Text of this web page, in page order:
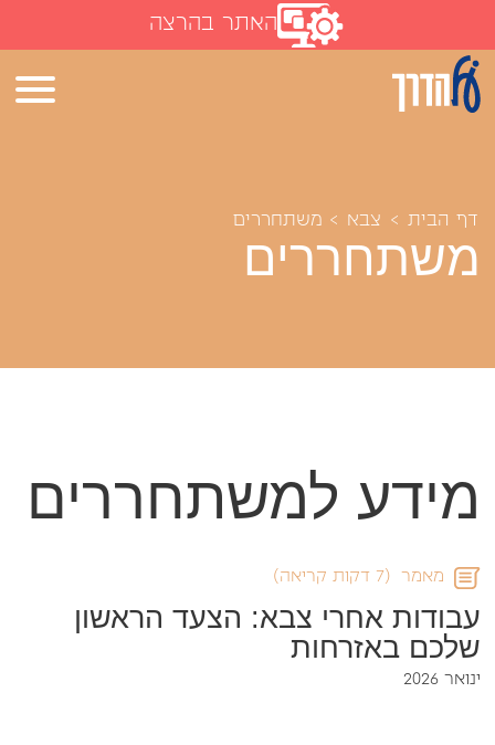
האתר בהרצה
דף הבית > צבא > משתחררים
משתחררים
מידע למשתחררים
מאמר (7 דקות קריאה)
עבודות אחרי צבא: הצעד הראשון
שלכם באזרחות
ינואר 2026